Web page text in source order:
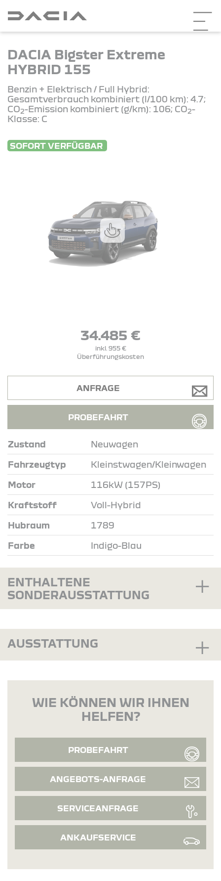
DACIA Bigster Extreme
HYBRID 155
Benzin + Elektrisch / Full Hybrid:
Gesamtverbrauch kombiniert (l/100 km): 4.7;
CO2-Emission kombiniert (g/km): 106; CO2-
Klasse: C
SOFORT VERFÜGBAR
34.485 €
inkl. 955 €
Überführungskosten
Zustand Neuwagen
Fahrzeugtyp Kleinstwagen/Kleinwagen
Motor 116kW (157PS)
Kraftstoff Voll-Hybrid
Hubraum 1789
Farbe Indigo-Blau
ANFRAGE
PROBEFAHRT
ENTHALTENE
SONDERAUSSTATTUNG
AUSSTATTUNG
WIE KÖNNEN WIR IHNEN
HELFEN?
PROBEFAHRT
ANGEBOTS-ANFRAGE
SERVICEANFRAGE
ANKAUFSERVICE